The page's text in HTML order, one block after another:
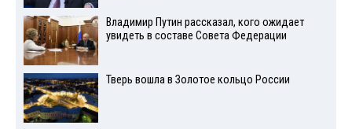
Владимир Путин рассказал, кого ожидает
увидеть в составе Совета Федерации
Тверь вошла в Золотое кольцо России